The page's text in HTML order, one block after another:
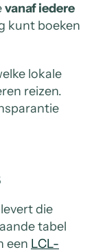
vanaf iedere
kunt boeken
lokale
reizen.
die
tabel
een LCL-